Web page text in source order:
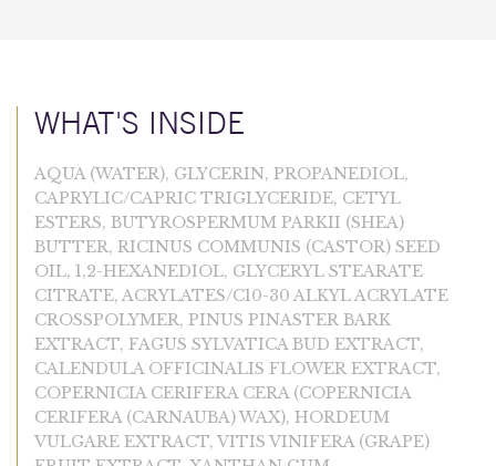
WHAT'S INSIDE
AQUA (WATER), GLYCERIN, PROPANEDIOL,
CAPRYLIC/CAPRIC TRIGLYCERIDE, CETYL
ESTERS, BUTYROSPERMUM PARKII (SHEA)
BUTTER, RICINUS COMMUNIS (CASTOR) SEED
OIL, 1,2-HEXANEDIOL, GLYCERYL STEARATE
CITRATE, ACRYLATES/C10-30 ALKYL ACRYLATE
CROSSPOLYMER, PINUS PINASTER BARK
EXTRACT, FAGUS SYLVATICA BUD EXTRACT,
CALENDULA OFFICINALIS FLOWER EXTRACT,
COPERNICIA CERIFERA CERA (COPERNICIA
CERIFERA (CARNAUBA) WAX), HORDEUM
VULGARE EXTRACT, VITIS VINIFERA (GRAPE)